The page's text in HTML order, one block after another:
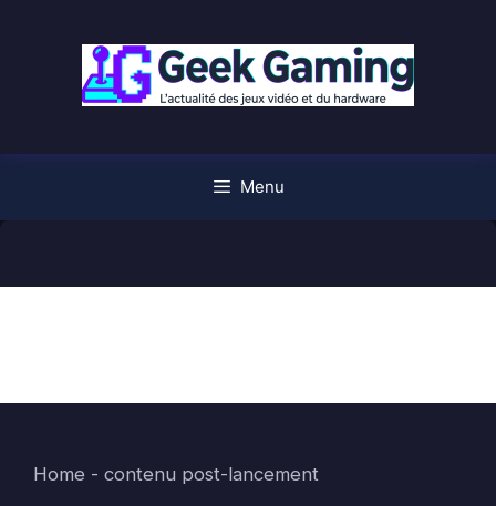
Menu
Home - contenu post-lancement